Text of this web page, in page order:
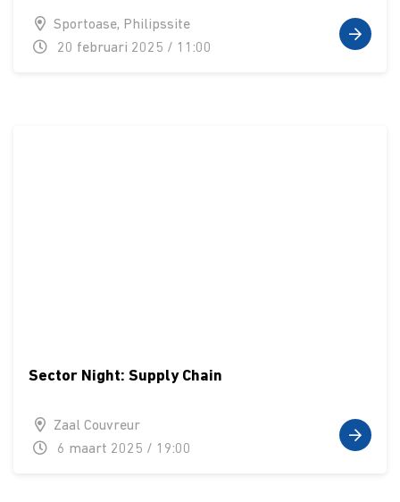
Sportoase, Philipssite
20 februari 2025 / 11:00
Sector Night: Supply Chain
Zaal Couvreur
6 maart 2025 / 19:00